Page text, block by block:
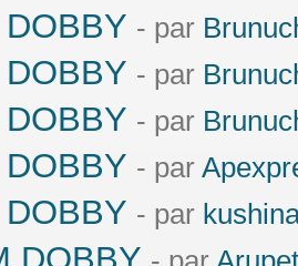
- par
- par
- par
- par
- par
DOBBY